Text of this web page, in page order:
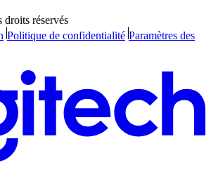
réservés
Politique de confidentialité Paramètres des